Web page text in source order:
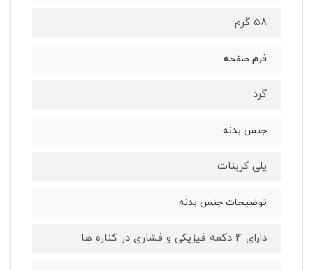
58 گرم
فرم صفحه
گرد
جنس بدنه
پلی کربنات
توضیحات جنس بدنه
دارای 4 دکمه فیزیکی و فشاری در کناره ها